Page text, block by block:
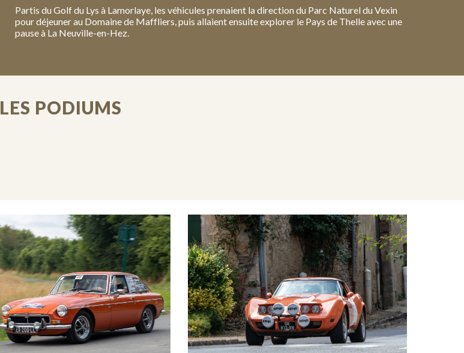
Partis du Golf du Lys à Lamorlaye, les véhicules prenaient la direction du Parc Naturel du Vexin
pour déjeuner au Domaine de Maffliers, puis allaient ensuite explorer le Pays de Thelle avec une
pause à La Neuville-en-Hez.
LES PODIUMS